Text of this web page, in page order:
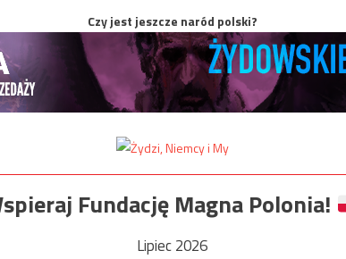
Czy jest jeszcze naród polski?
Fundację Magna Polonia!
Lipiec 2026